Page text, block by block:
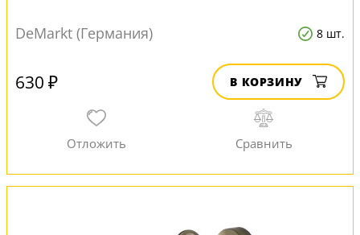
DeMarkt (Германия) 8 шт.
630 ₽ В КОРЗИНУ